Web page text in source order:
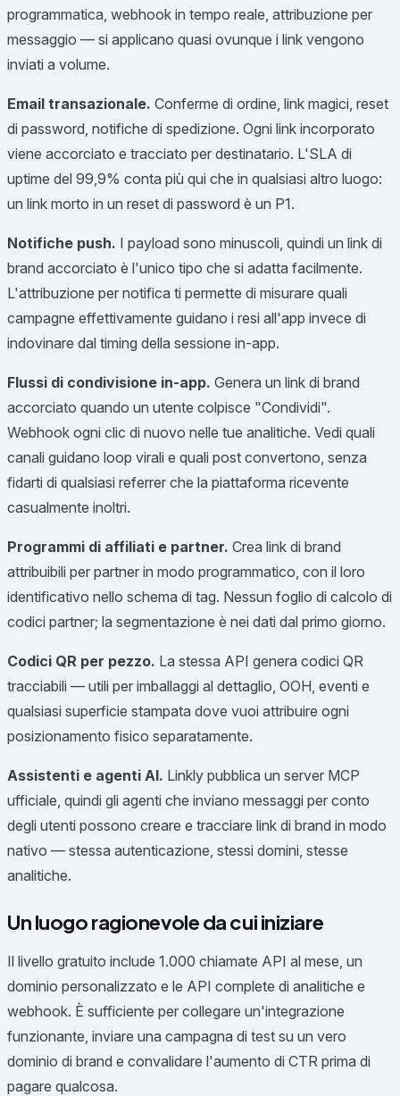
programmatica, webhook in tempo reale, attribuzione per
messaggio — si applicano quasi ovunque i link vengono
inviati a volume.
Email transazionale. Conferme di ordine, link magici, reset
di password, notifiche di spedizione. Ogni link incorporato
viene accorciato e tracciato per destinatario. L'SLA di
uptime del 99,9% conta più qui che in qualsiasi altro luogo:
un link morto in un reset di password è un P1.
Notifiche push. I payload sono minuscoli, quindi un link di
brand accorciato è l'unico tipo che si adatta facilmente.
L'attribuzione per notifica ti permette di misurare quali
campagne effettivamente guidano i resi all'app invece di
indovinare dal timing della sessione in-app.
Flussi di condivisione in-app. Genera un link di brand
accorciato quando un utente colpisce "Condividi".
Webhook ogni clic di nuovo nelle tue analitiche. Vedi quali
canali guidano loop virali e quali post convertono, senza
fidarti di qualsiasi referrer che la piattaforma ricevente
casualmente inoltri.
Programmi di affiliati e partner. Crea link di brand
attribuibili per partner in modo programmatico, con il loro
identificativo nello schema di tag. Nessun foglio di calcolo di
codici partner; la segmentazione è nei dati dal primo giorno.
Codici QR per pezzo. La stessa API genera codici QR
tracciabili — utili per imballaggi al dettaglio, OOH, eventi e
qualsiasi superficie stampata dove vuoi attribuire ogni
posizionamento fisico separatamente.
Assistenti e agenti AI. Linkly pubblica un server MCP
ufficiale, quindi gli agenti che inviano messaggi per conto
degli utenti possono creare e tracciare link di brand in modo
nativo — stessa autenticazione, stessi domini, stesse
analitiche.
Un luogo ragionevole da cui iniziare
Il livello gratuito include 1.000 chiamate API al mese, un
dominio personalizzato e le API complete di analitiche e
webhook. È sufficiente per collegare un'integrazione
funzionante, inviare una campagna di test su un vero
dominio di brand e convalidare l'aumento di CTR prima di
pagare qualcosa.